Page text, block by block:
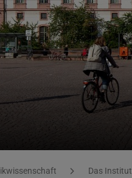
Das Institut